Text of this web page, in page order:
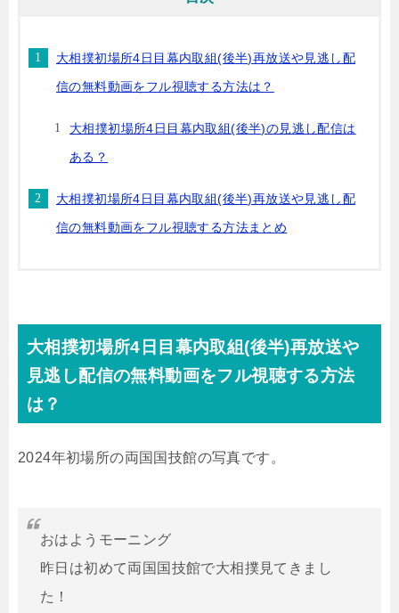
大相撲初場所4日目幕内取組(後半)再放送や見逃し配
信の無料動画をフル視聴する方法は？
大相撲初場所4日目幕内取組(後半)の見逃し配信は
ある？
大相撲初場所4日目幕内取組(後半)再放送や見逃し配
信の無料動画をフル視聴する方法まとめ
大相撲初場所4日目幕内取組(後半)再放送や
見逃し配信の無料動画をフル視聴する方法
は？
2024年初場所の両国国技館の写真です。
おはようモーニング
昨日は初めて両国国技館で大相撲見てきまし
た！